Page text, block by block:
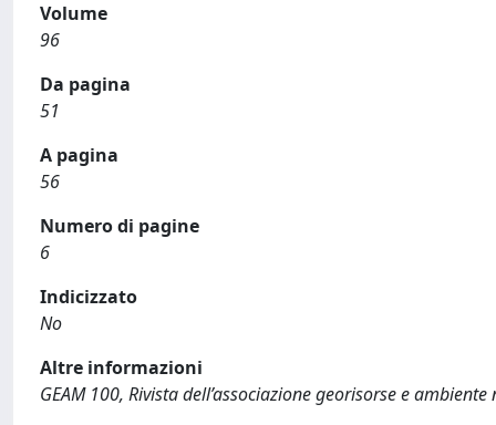
Volume
96
Da pagina
51
A pagina
56
Numero di pagine
6
Indicizzato
No
Altre informazioni
GEAM 100, Rivista dell’associazione georisorse e ambiente